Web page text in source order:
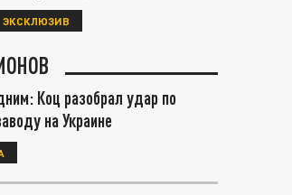
ЭКСКЛЮЗИВ
Коц разобрал удар по
на Украине